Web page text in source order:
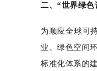
二、“世界绿色
为顺应全球可
业、绿色空间
标准化体系的